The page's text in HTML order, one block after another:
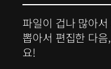
파일이 겁나 많아
뽑아서 편집한 다
요!